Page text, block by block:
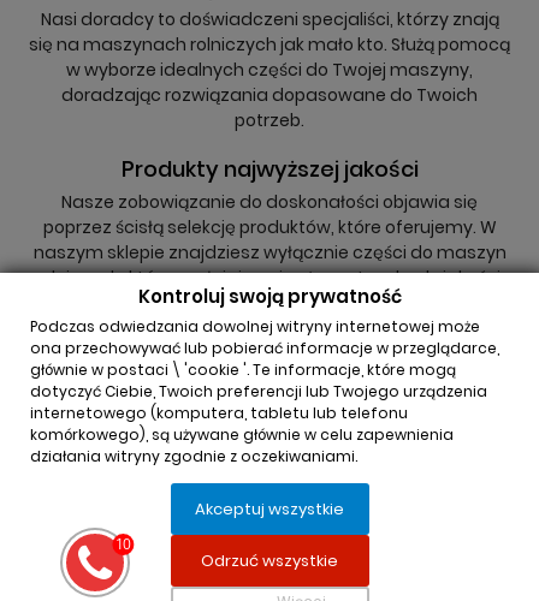
Nasi doradcy to doświadczeni specjaliści, którzy znają
się na maszynach rolniczych jak mało kto. Służą pomocą
w wyborze idealnych części do Twojej maszyny,
doradzając rozwiązania dopasowane do Twoich
potrzeb.
Produkty najwyższej jakości
Nasze zobowiązanie do doskonałości objawia się
poprzez ścisłą selekcję produktów, które oferujemy. W
naszym sklepie znajdziesz wyłącznie części do maszyn
rolniczych, które spełniają najwyższe standardy jakości,
niezależnie od tego, czy są to oryginały, czy zamienniki.
INFORMACJA O SKLEPIE
REGULAMINY
Kontroluj swoją prywatność
Podczas odwiedzania dowolnej witryny internetowej może
ona przechowywać lub pobierać informacje w przeglądarce,
głównie w postaci \ 'cookie '. Te informacje, które mogą
dotyczyć Ciebie, Twoich preferencji lub Twojego urządzenia
internetowego (komputera, tabletu lub telefonu
komórkowego), są używane głównie w celu zapewnienia
działania witryny zgodnie z oczekiwaniami.
Akceptuj wszystkie
Odrzuć wszystkie